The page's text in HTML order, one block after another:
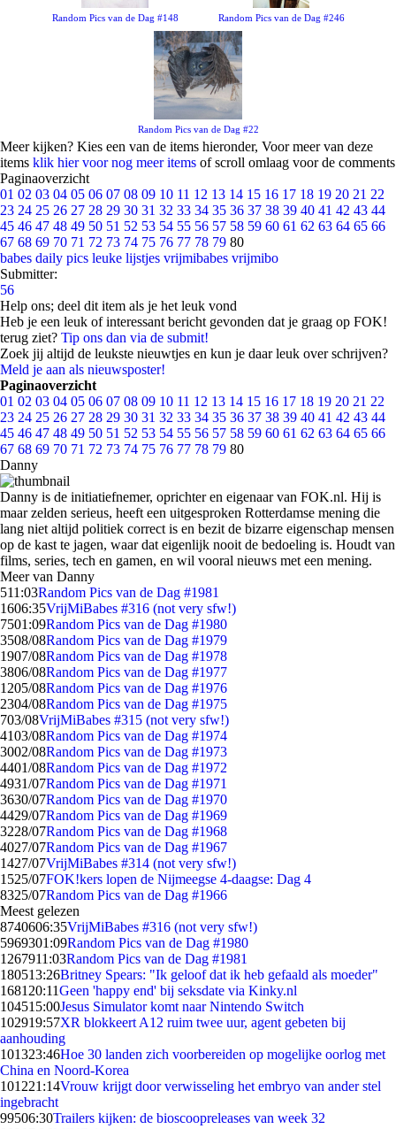
Random Pics van de Dag #148 Random Pics van de Dag #246
Random Pics van de Dag #22
Meer kijken? Kies een van de items hieronder, Voor meer van deze
items klik hier voor nog meer items of scroll omlaag voor de comments
Paginaoverzicht
01 02 03 04 05 06 07 08 09 10 11 12 13 14 15 16 17 18 19 20 21 22
23 24 25 26 27 28 29 30 31 32 33 34 35 36 37 38 39 40 41 42 43 44
45 46 47 48 49 50 51 52 53 54 55 56 57 58 59 60 61 62 63 64 65 66
67 68 69 70 71 72 73 74 75 76 77 78 79 80
babes daily pics leuke lijstjes vrijmibabes vrijmibo
Submitter:
56
Help ons; deel dit item als je het leuk vond
Heb je een leuk of interessant bericht gevonden dat je graag op FOK!
terug ziet? Tip ons dan via de submit!
Zoek jij altijd de leukste nieuwtjes en kun je daar leuk over schrijven?
Meld je aan als nieuwsposter!
Paginaoverzicht
01 02 03 04 05 06 07 08 09 10 11 12 13 14 15 16 17 18 19 20 21 22
23 24 25 26 27 28 29 30 31 32 33 34 35 36 37 38 39 40 41 42 43 44
45 46 47 48 49 50 51 52 53 54 55 56 57 58 59 60 61 62 63 64 65 66
67 68 69 70 71 72 73 74 75 76 77 78 79 80
Danny
Danny is de initiatiefnemer, oprichter en eigenaar van FOK.nl. Hij is
maar zelden serieus, heeft een uitgesproken Rotterdamse mening die
lang niet altijd politiek correct is en bezit de bizarre eigenschap mensen
op de kast te jagen, waar dat eigenlijk nooit de bedoeling is. Houdt van
films, series, tech en gamen, en wil vooral nieuws met een mening.
Meer van Danny
511:03Random Pics van de Dag #1981
1606:35VrijMiBabes #316 (not very sfw!)
7501:09Random Pics van de Dag #1980
3508/08Random Pics van de Dag #1979
1907/08Random Pics van de Dag #1978
3806/08Random Pics van de Dag #1977
1205/08Random Pics van de Dag #1976
2304/08Random Pics van de Dag #1975
703/08VrijMiBabes #315 (not very sfw!)
4103/08Random Pics van de Dag #1974
3002/08Random Pics van de Dag #1973
4401/08Random Pics van de Dag #1972
4931/07Random Pics van de Dag #1971
3630/07Random Pics van de Dag #1970
4429/07Random Pics van de Dag #1969
3228/07Random Pics van de Dag #1968
4027/07Random Pics van de Dag #1967
1427/07VrijMiBabes #314 (not very sfw!)
1525/07FOK!kers lopen de Nijmeegse 4-daagse: Dag 4
8325/07Random Pics van de Dag #1966
Meest gelezen
8740606:35VrijMiBabes #316 (not very sfw!)
5969301:09Random Pics van de Dag #1980
1267911:03Random Pics van de Dag #1981
180513:26Britney Spears: "Ik geloof dat ik heb gefaald als moeder"
1681 20:11Geen 'happy end' bij seksdate via Kinky.nl
104515:00Jesus Simulator komt naar Nintendo Switch
102919:57XR blokkeert A12 ruim twee uur, agent gebeten bij
aanhouding
101323:46Hoe 30 landen zich voorbereiden op mogelijke oorlog met
China en Noord-Korea
101221:14Vrouw krijgt door verwisseling het embryo van ander stel
ingebracht
99506:30Trailers kijken: de bioscoopreleases van week 32